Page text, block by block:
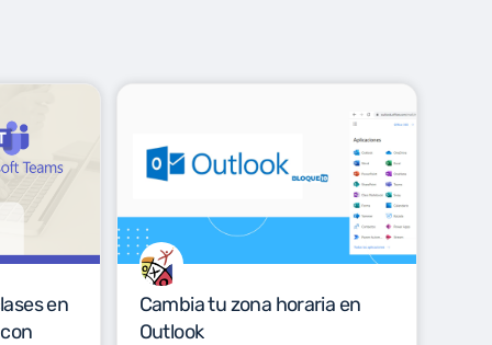
en
Cambia tu zona horaria en
Outlook